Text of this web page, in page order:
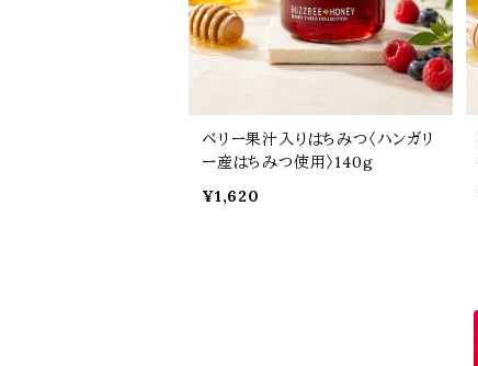
ベリー果汁入りはちみつ〈ハンガリ
ー産はちみつ使用〉140g
¥1,620